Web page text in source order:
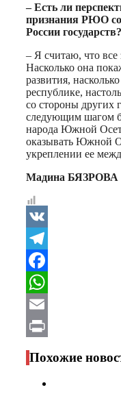
– Есть ли
признания РЮО
России государств?
– Я считаю, что
Насколько она
развития,
республике,
со стороны других
следующим шагом
народа Южной
оказывать Южной
укреплении ее
Мадина БЯЗРОВА
VK
Telegram
Facebook
WhatsApp
Email
Print
Похожие